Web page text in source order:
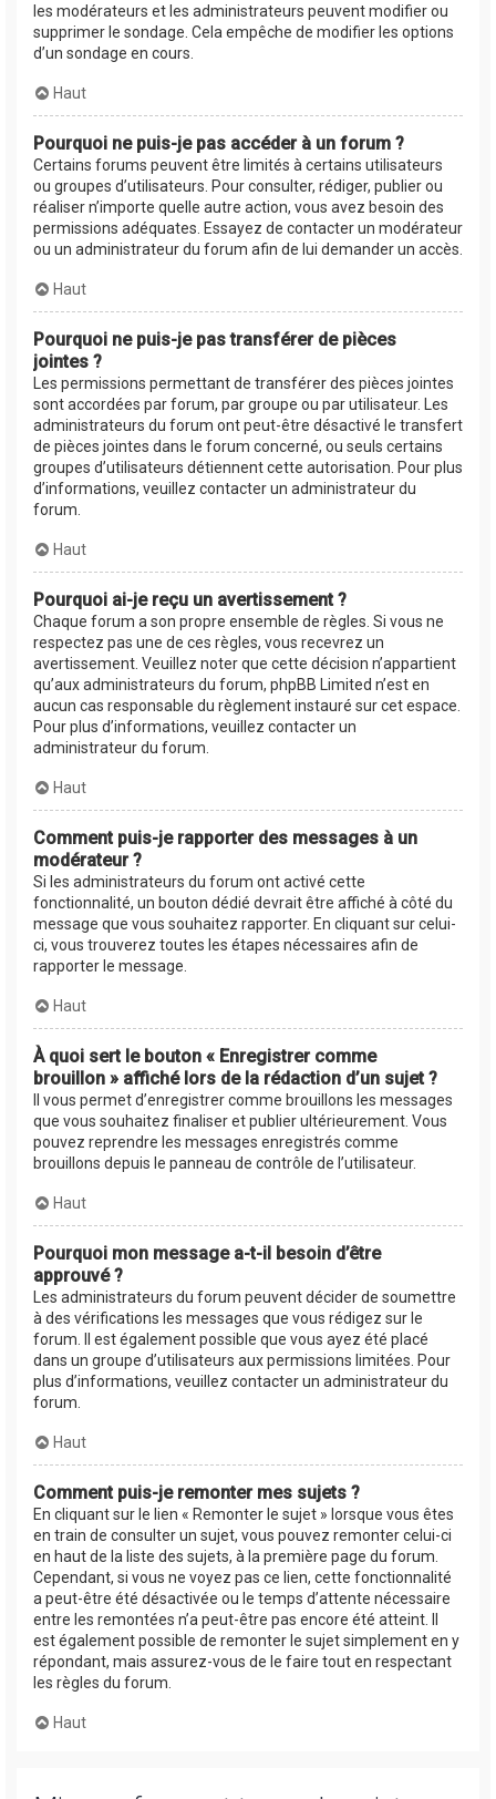
les modérateurs et les administrateurs peuvent modifier ou
supprimer le sondage. Cela empêche de modifier les options
d’un sondage en cours.
Haut
Pourquoi ne puis-je pas accéder à un forum ?
Certains forums peuvent être limités à certains utilisateurs
ou groupes d’utilisateurs. Pour consulter, rédiger, publier ou
réaliser n’importe quelle autre action, vous avez besoin des
permissions adéquates. Essayez de contacter un modérateur
ou un administrateur du forum afin de lui demander un accès.
Haut
Pourquoi ne puis-je pas transférer de pièces
jointes ?
Les permissions permettant de transférer des pièces jointes
sont accordées par forum, par groupe ou par utilisateur. Les
administrateurs du forum ont peut-être désactivé le transfert
de pièces jointes dans le forum concerné, ou seuls certains
groupes d’utilisateurs détiennent cette autorisation. Pour plus
d’informations, veuillez contacter un administrateur du
forum.
Haut
Pourquoi ai-je reçu un avertissement ?
Chaque forum a son propre ensemble de règles. Si vous ne
respectez pas une de ces règles, vous recevrez un
avertissement. Veuillez noter que cette décision n’appartient
qu’aux administrateurs du forum, phpBB Limited n’est en
aucun cas responsable du règlement instauré sur cet espace.
Pour plus d’informations, veuillez contacter un
administrateur du forum.
Haut
Comment puis-je rapporter des messages à un
modérateur ?
Si les administrateurs du forum ont activé cette
fonctionnalité, un bouton dédié devrait être affiché à côté du
message que vous souhaitez rapporter. En cliquant sur celui-
ci, vous trouverez toutes les étapes nécessaires afin de
rapporter le message.
Haut
À quoi sert le bouton « Enregistrer comme
brouillon » affiché lors de la rédaction d’un sujet ?
Il vous permet d’enregistrer comme brouillons les messages
que vous souhaitez finaliser et publier ultérieurement. Vous
pouvez reprendre les messages enregistrés comme
brouillons depuis le panneau de contrôle de l’utilisateur.
Haut
Pourquoi mon message a-t-il besoin d’être
approuvé ?
Les administrateurs du forum peuvent décider de soumettre
à des vérifications les messages que vous rédigez sur le
forum. Il est également possible que vous ayez été placé
dans un groupe d’utilisateurs aux permissions limitées. Pour
plus d’informations, veuillez contacter un administrateur du
forum.
Haut
Comment puis-je remonter mes sujets ?
En cliquant sur le lien « Remonter le sujet » lorsque vous êtes
en train de consulter un sujet, vous pouvez remonter celui-ci
en haut de la liste des sujets, à la première page du forum.
Cependant, si vous ne voyez pas ce lien, cette fonctionnalité
a peut-être été désactivée ou le temps d’attente nécessaire
entre les remontées n’a peut-être pas encore été atteint. Il
est également possible de remonter le sujet simplement en y
répondant, mais assurez-vous de le faire tout en respectant
les règles du forum.
Haut